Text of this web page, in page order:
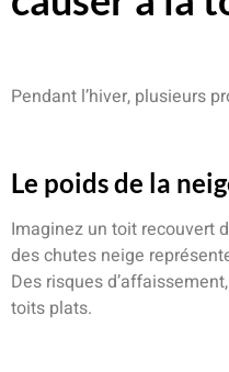
Pendant l’hiver, plusieurs
Le poids de la
Imaginez un toit recouvert
des chutes neige
Des risques
toits plats.